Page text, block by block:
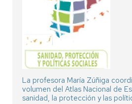
La profesora María Zúñiga
volumen del Atlas Nacional de
sanidad, la protección y las